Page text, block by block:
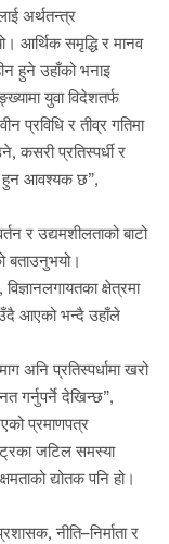
अर्थतन्त्र
आर्थिक समृद्धि र मानव
हुने उहाँको भनाइ
युवा विदेशतर्फ
प्रविधि र तीव्र गतिमा
कसरी प्रतिस्पर्धी र
हुन आवश्यक छ”,
र उद्यमशीलताको बाटो
बताउनुभयो।
क्षेत्रमा
आएको भन्दै उहाँले
अनि प्रतिस्पर्धामा खरो
गर्नुपर्ने देखिन्छ”,
प्रमाणपत्र
जटिल समस्या
द्योतक पनि हो।
नीति–निर्माता र